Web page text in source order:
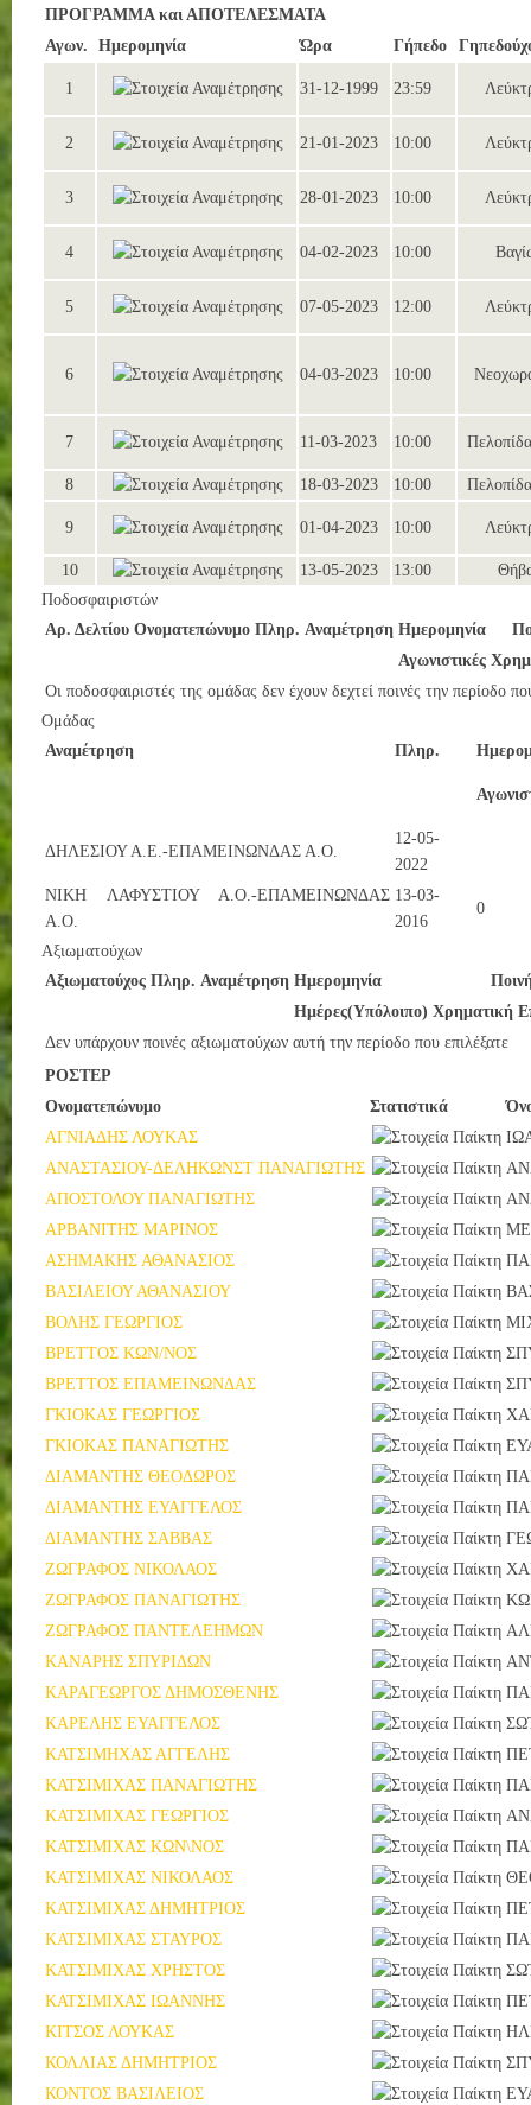
ΠΡΟΓΡΑΜΜΑ και ΑΠΟΤΕΛΕΣΜΑΤΑ
Αγων.
Ημερομηνία Ώρα Γήπεδο
1 31-12-1999 23:59
2 21-01-2023 10:00
3 28-01-2023 10:00
4 04-02-2023 10:00
5 07-05-2023 12:00
6 04-03-2023 10:00
7 11-03-2023 10:00
8 18-03-2023 10:00
9 01-04-2023 10:00
10 13-05-2023 13:00
Ποδοσφαιριστών
Αρ. Δελτίου Ονοματεπώνυμο Πληρ. Αναμέτρηση Ημερομηνία
Αγωνιστικές
Οι ποδοσφαιριστές της ομάδας δεν έχουν δεχτεί ποινές την περίοδο
Ομάδας
Αναμέτρηση
Πληρ.
ΔΗΛΕΣΙΟΥ Α.Ε.-ΕΠΑΜΕΙΝΩΝΔΑΣ Α.Ο.
12-05-
2022
ΝΙΚΗ ΛΑΦΥΣΤΙΟΥ Α.Ο.-ΕΠΑΜΕΙΝΩΝΔΑΣ
Α.Ο.
13-03-
2016
0
Αξιωματούχων
Αξιωματούχος Πληρ. Αναμέτρηση Ημερομηνία
Ημέρες(Υπόλοιπο) Χρηματική
Δεν υπάρχουν ποινές αξιωματούχων αυτή την περίοδο που επιλέξατε
ΡΟΣΤΕΡ
Ονοματεπώνυμο
Στατιστικά
ΑΓΝΙΑΔΗΣ ΛΟΥΚΑΣ
ΑΝΑΣΤΑΣΙΟΥ-ΔΕΛΗΚΩΝΣΤ ΠΑΝΑΓΙΩΤΗΣ
ΑΠΟΣΤΟΛΟΥ ΠΑΝΑΓΙΩΤΗΣ
ΑΡΒΑΝΙΤΗΣ ΜΑΡΙΝΟΣ
ΑΣΗΜΑΚΗΣ ΑΘΑΝΑΣΙΟΣ
ΒΑΣΙΛΕΙΟΥ ΑΘΑΝΑΣΙΟΥ
ΒΟΛΗΣ ΓΕΩΡΓΙΟΣ
ΒΡΕΤΤΟΣ ΚΩΝ/ΝΟΣ
ΒΡΕΤΤΟΣ ΕΠΑΜΕΙΝΩΝΔΑΣ
ΓΚΙΟΚΑΣ ΓΕΩΡΓΙΟΣ
ΓΚΙΟΚΑΣ ΠΑΝΑΓΙΩΤΗΣ
ΔΙΑΜΑΝΤΗΣ ΘΕΟΔΩΡΟΣ
ΔΙΑΜΑΝΤΗΣ ΕΥΑΓΓΕΛΟΣ
ΔΙΑΜΑΝΤΗΣ ΣΑΒΒΑΣ
ΖΩΓΡΑΦΟΣ ΝΙΚΟΛΑΟΣ
ΖΩΓΡΑΦΟΣ ΠΑΝΑΓΙΩΤΗΣ
ΖΩΓΡΑΦΟΣ ΠΑΝΤΕΛΕΗΜΩΝ
ΚΑΝΑΡΗΣ ΣΠΥΡΙΔΩΝ
ΚΑΡΑΓΕΩΡΓΟΣ ΔΗΜΟΣΘΕΝΗΣ
ΚΑΡΕΛΗΣ ΕΥΑΓΓΕΛΟΣ
ΚΑΤΣΙΜΗΧΑΣ ΑΓΓΕΛΗΣ
ΚΑΤΣΙΜΙΧΑΣ ΠΑΝΑΓΙΩΤΗΣ
ΚΑΤΣΙΜΙΧΑΣ ΓΕΩΡΓΙΟΣ
ΚΑΤΣΙΜΙΧΑΣ ΚΩΝ\ΝΟΣ
ΚΑΤΣΙΜΙΧΑΣ ΝΙΚΟΛΑΟΣ
ΚΑΤΣΙΜΙΧΑΣ ΔΗΜΗΤΡΙΟΣ
ΚΑΤΣΙΜΙΧΑΣ ΣΤΑΥΡΟΣ
ΚΑΤΣΙΜΙΧΑΣ ΧΡΗΣΤΟΣ
ΚΑΤΣΙΜΙΧΑΣ ΙΩΑΝΝΗΣ
ΚΙΤΣΟΣ ΛΟΥΚΑΣ
ΚΟΛΛΙΑΣ ΔΗΜΗΤΡΙΟΣ
ΚΟΝΤΟΣ ΒΑΣΙΛΕΙΟΣ